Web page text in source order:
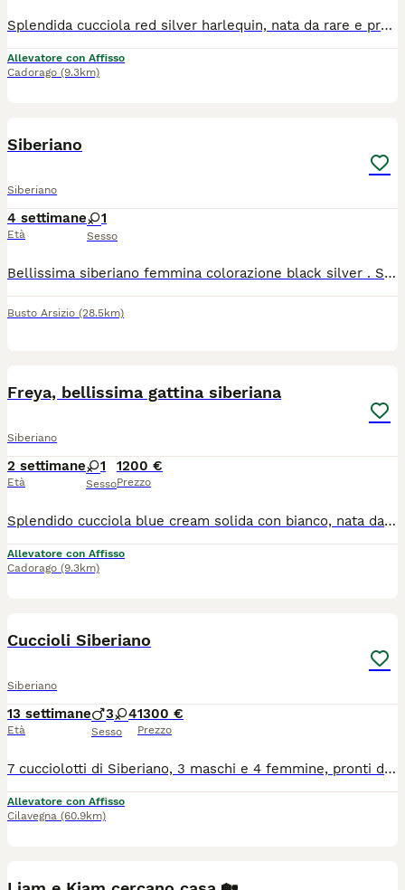
Splendida cucciola red silver harlequin, nata da rare e pregiate linee di sangue. La gattina sta crescendo in ambiente familiare, insieme ai fratelli, circondato da coccole e attenzioni. Perfetta come pet, per show e breading! La piccola verrà ceduto con Microchip termico Libretto sanitario Iscrizione in anagrafe Pedigree Vaccinazioni e profilassi personalizzate Regolare contratto di cessione Kit di benvenuto Visibile presso L’allevamento Casa di Cally insieme ai genitori. Non cerchiamo semplicemente una casa. Cerchiamo la famiglia giusta, quella con cui costruirà una storia destinata a durare tutta la vita. Se stai pensando di condividere il tuo cammino con un gatto siberiano, questo potrebbe essere l'inizio di qualcosa di speciale: 🤍 Selezione etica 🏡 Crescita in ambiente familiare 🥩 Alimentazione naturale 🩺 Genitori testati e seguiti con cura 🐾 Supporto prima e dopo l'arrivo del cucciolo Per informazioni sulle cucciolate disponibili e sulla nostra filosofia di allevamento, contattaci in privato Il cucciolo non è in regalo o adozione, contattare solo se realmente interessati
Allevatore con Affisso
Cadorago (9.3km)
Siberiano
Siberiano
4 settimane
Età
1
Sesso
Bellissima siberiano femmina colorazione black silver . Sarà disponibile dopo 90 GG e ceduta con ciclo vaccinale microchip pedigree ministeriale. Tutte le ulteriori informazioni se interessati
Busto Arsizio (28.5km)
Freya, bellissima gattina siberiana
Siberiano
2 settimane
Età
1
Sesso
1200 €
Prezzo
Splendido cucciola blue cream solida con bianco, nata da rare e pregiate linee di sangue. La gattina sta crescendo in ambiente familiare, insieme ai fratelli, circondato da coccole e attenzioni. Perfetta come pet, per show e breading! La piccola verrà ceduto con Microchip termico Libretto sanitario Iscrizione in anagrafe Pedigree Vaccinazioni e profilassi personalizzate Regolare contratto di cessione Kit di benvenuto Visibile presso L’allevamento Casa di Cally insieme ai genitori. Non cerchiamo semplicemente una casa. Cerchiamo la famiglia giusta, quella con cui costruirà una storia destinata a durare tutta la vita. Se stai pensando di condividere il tuo cammino con un gatto siberiano, questo potrebbe essere l'inizio di qualcosa di speciale: 🤍 Selezione etica 🏡 Crescita in ambiente familiare 🥩 Alimentazione naturale 🩺 Genitori testati e seguiti con cura 🐾 Supporto prima e dopo l'arrivo del cucciolo Per informazioni sulle cucciolate disponibili e sulla nostra filosofia di allevamento, contattaci in privato Il cucciolo non è in regalo o adozione, contattare solo se realmente interessati
Allevatore con Affisso
Cadorago (9.3km)
Cuccioli Siberiano
Siberiano
13 settimane
Età
3 4
Sesso
1300 €
Prezzo
7 cucciolotti di Siberiano, 3 maschi e 4 femmine, pronti dal 10 di Agosto, genitori testati hcm, pkd e pkdef n/n, ecocardio regolari n/n, Kit cucciolo..
Allevatore con Affisso
Cilavegna (60.9km)